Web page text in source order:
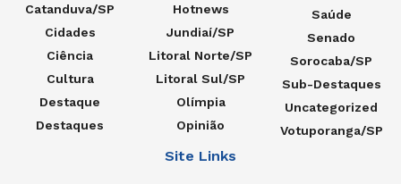
Catanduva/SP
Cidades
Ciência
Cultura
Destaque
Destaques
Hotnews
Jundiaí/SP
Litoral Norte/SP
Litoral Sul/SP
Olímpia
Opinião
Saúde
Senado
Sorocaba/SP
Sub-Destaques
Uncategorized
Votuporanga/SP
Site Links